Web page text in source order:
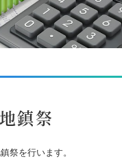
鎮祭
祭を行います。